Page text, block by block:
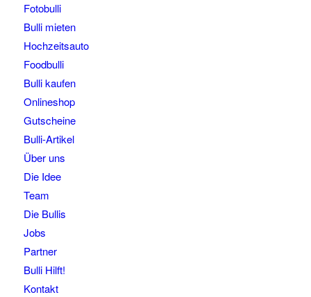
Fotobulli
Bulli mieten
Hochzeitsauto
Foodbulli
Bulli kaufen
Onlineshop
Gutscheine
Bulli-Artikel
Über uns
Die Idee
Team
Die Bullis
Jobs
Partner
Bulli Hilft!
Kontakt